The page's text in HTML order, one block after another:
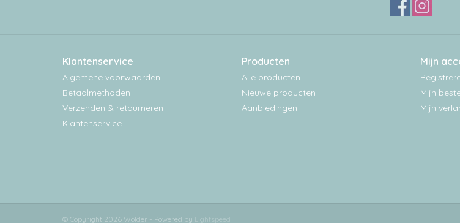
Klantenservice
Algemene voorwaarden
Betaalmethoden
Verzenden & retourneren
Klantenservice
Producten
Alle producten
Nieuwe producten
Aanbiedingen
Mijn
Mijn
Mijn
© Copyright 2026 Wolder - Powered by Lightspeed